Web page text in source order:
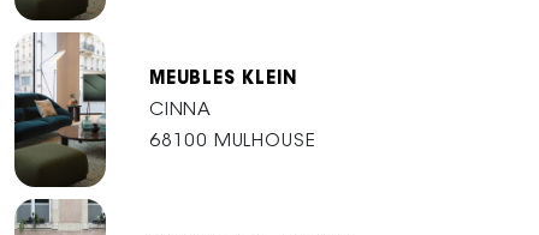
MEUBLES KLEIN
CINNA
68100 MULHOUSE